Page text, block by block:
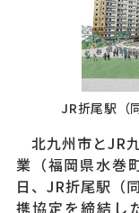
JR折尾駅（
北九州市とJR
業（福岡県水巻
日、JR折尾駅（
携協定を締結し